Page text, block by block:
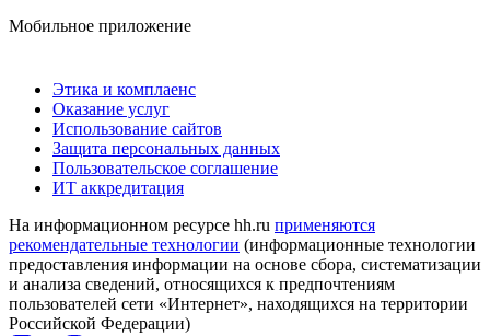
Мобильное приложение
Этика и комплаенс
Оказание услуг
Использование сайтов
Защита персональных данных
Пользовательское соглашение
ИТ аккредитация
На информационном ресурсе hh.ru применяются
рекомендательные технологии (информационные технологии
предоставления информации на основе сбора, систематизации
и анализа сведений, относящихся к предпочтениям
пользователей сети «Интернет», находящихся на территории
Российской Федерации)